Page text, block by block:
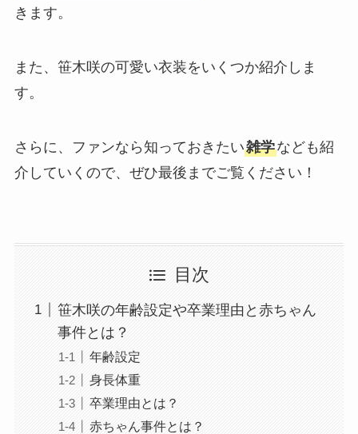
きます。
また、笹木咲の可愛い衣装をいくつか紹介しま
す。
さらに、ファンなら知っておきたい雑学なども紹
介していくので、ぜひ最後までご覧ください！
目次
笹木咲の年齢設定や卒業理由と赤ちゃん
事件とは？
年齢設定
身長体重
卒業理由とは？
赤ちゃん事件とは？